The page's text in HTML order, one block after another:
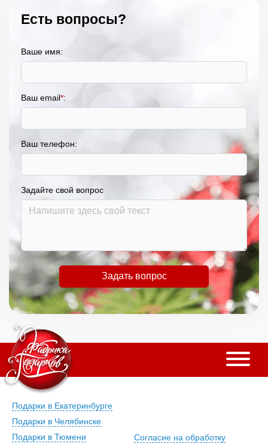
Есть вопросы?
Ваше имя:
Ваш email*:
Ваш телефон:
Задайте свой вопрос
Задать вопрос
Подарки в Екатеринбурге
Подарки в Челябинске
Подарки в Тюмени
Согласие на обработку